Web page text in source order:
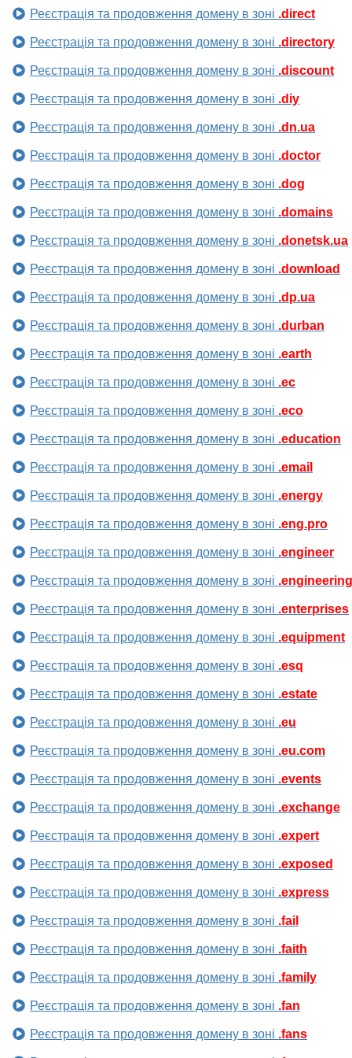
Реєстрація та продовження домену в зоні .direct
Реєстрація та продовження домену в зоні .directory
Реєстрація та продовження домену в зоні .discount
Реєстрація та продовження домену в зоні .diy
Реєстрація та продовження домену в зоні .dn.ua
Реєстрація та продовження домену в зоні .doctor
Реєстрація та продовження домену в зоні .dog
Реєстрація та продовження домену в зоні .domains
Реєстрація та продовження домену в зоні .donetsk.ua
Реєстрація та продовження домену в зоні .download
Реєстрація та продовження домену в зоні .dp.ua
Реєстрація та продовження домену в зоні .durban
Реєстрація та продовження домену в зоні .earth
Реєстрація та продовження домену в зоні .ec
Реєстрація та продовження домену в зоні .eco
Реєстрація та продовження домену в зоні .education
Реєстрація та продовження домену в зоні .email
Реєстрація та продовження домену в зоні .energy
Реєстрація та продовження домену в зоні .eng.pro
Реєстрація та продовження домену в зоні .engineer
Реєстрація та продовження домену в зоні .engineering
Реєстрація та продовження домену в зоні .enterprises
Реєстрація та продовження домену в зоні .equipment
Реєстрація та продовження домену в зоні .esq
Реєстрація та продовження домену в зоні .estate
Реєстрація та продовження домену в зоні .eu
Реєстрація та продовження домену в зоні .eu.com
Реєстрація та продовження домену в зоні .events
Реєстрація та продовження домену в зоні .exchange
Реєстрація та продовження домену в зоні .expert
Реєстрація та продовження домену в зоні .exposed
Реєстрація та продовження домену в зоні .express
Реєстрація та продовження домену в зоні .fail
Реєстрація та продовження домену в зоні .faith
Реєстрація та продовження домену в зоні .family
Реєстрація та продовження домену в зоні .fan
Реєстрація та продовження домену в зоні .fans